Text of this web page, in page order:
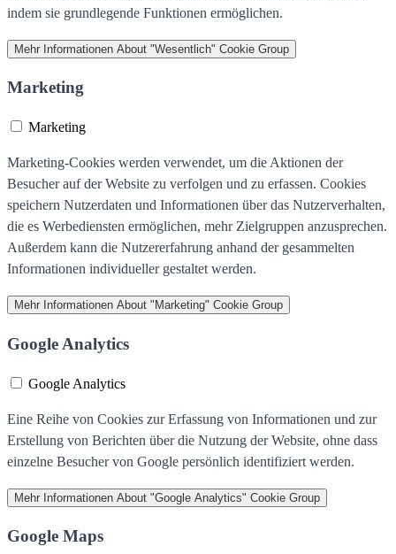
indem sie grundlegende Funktionen ermöglichen.
Mehr Informationen About "Wesentlich" Cookie Group
Marketing
Marketing
Marketing-Cookies werden verwendet, um die Aktionen der
Besucher auf der Website zu verfolgen und zu erfassen. Cookies
speichern Nutzerdaten und Informationen über das Nutzerverhalten,
die es Werbediensten ermöglichen, mehr Zielgruppen anzusprechen.
Außerdem kann die Nutzererfahrung anhand der gesammelten
Informationen individueller gestaltet werden.
Mehr Informationen About "Marketing" Cookie Group
Google Analytics
Google Analytics
Eine Reihe von Cookies zur Erfassung von Informationen und zur
Erstellung von Berichten über die Nutzung der Website, ohne dass
einzelne Besucher von Google persönlich identifiziert werden.
Mehr Informationen About "Google Analytics" Cookie Group
Google Maps